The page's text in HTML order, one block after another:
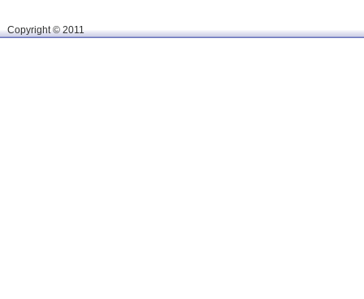
Сopyright © 2011